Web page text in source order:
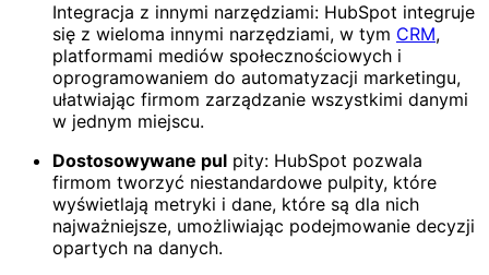
Integracja z innymi narzędziami: HubSpot integruje
się z wieloma innymi narzędziami, w tym CRM,
platformami mediów społecznościowych i
oprogramowaniem do automatyzacji marketingu,
ułatwiając firmom zarządzanie wszystkimi danymi
w jednym miejscu.
Dostosowywane pul pity: HubSpot pozwala
firmom tworzyć niestandardowe pulpity, które
wyświetlają metryki i dane, które są dla nich
najważniejsze, umożliwiając podejmowanie decyzji
opartych na danych.